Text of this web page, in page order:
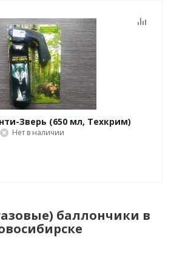
Зверь (650 мл, Техкрим)
Нет в наличии
баллончики в